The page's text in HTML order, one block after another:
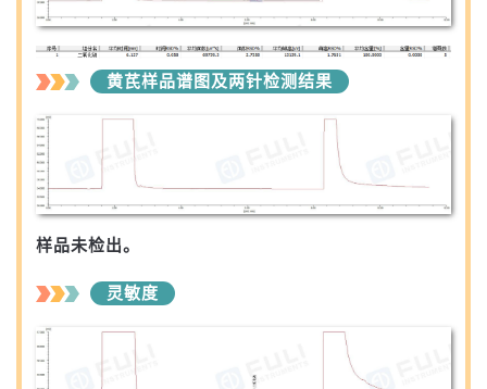
黄芪样品谱图及两针检测结果
样品未检出。
灵敏度